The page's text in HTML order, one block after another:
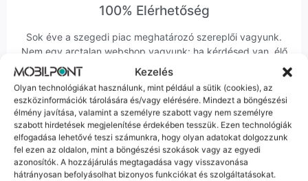
Kezelés
Olyan technológiákat használunk, mint például a sütik (cookies), az
eszközinformációk tárolására és/vagy elérésére. Mindezt a böngészési
élmény javítása, valamint a személyre szabott vagy nem személyre
szabott hirdetések megjelenítése érdekében tesszük. Ezen technológiák
elfogadása lehetővé teszi számunkra, hogy olyan adatokat dolgozzunk
fel ezen az oldalon, mint a böngészési szokások vagy az egyedi
azonosítók. A hozzájárulás megtagadása vagy visszavonása
hátrányosan befolyásolhat bizonyos funkciókat és szolgáltatásokat.
100% Elérhetőség
Sok éve a szegedi piac meghatározó szereplői vagyunk.
Nem egy arctalan webshop vagyunk: ha kérdésed van, élő
ember veszi fel a telefont, és személyesen is megtalálsz
Korrekt Ügyintézés